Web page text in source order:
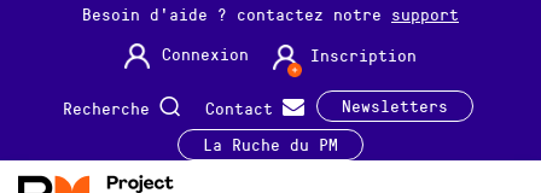
Besoin d'aide ? contactez notre support
Connexion
Inscription
Recherche Contact
Newsletters
La Ruche du PM